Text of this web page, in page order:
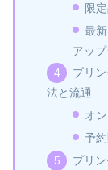
限
最
アッ
プリ
法と流通
オ
予
プリ